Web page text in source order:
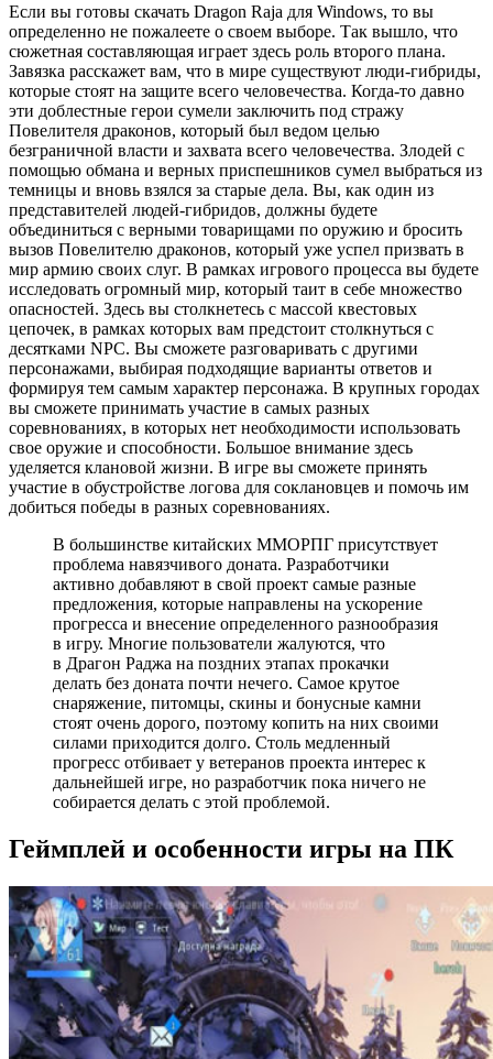
Если вы готовы скачать Dragon Raja для Windows, то вы
определенно не пожалеете о своем выборе. Так вышло, что
сюжетная составляющая играет здесь роль второго плана.
Завязка расскажет вам, что в мире существуют люди-гибриды,
которые стоят на защите всего человечества. Когда-то давно
эти доблестные герои сумели заключить под стражу
Повелителя драконов, который был ведом целью
безграничной власти и захвата всего человечества. Злодей с
помощью обмана и верных приспешников сумел выбраться из
темницы и вновь взялся за старые дела. Вы, как один из
представителей людей-гибридов, должны будете
объединиться с верными товарищами по оружию и бросить
вызов Повелителю драконов, который уже успел призвать в
мир армию своих слуг. В рамках игрового процесса вы будете
исследовать огромный мир, который таит в себе множество
опасностей. Здесь вы столкнетесь с массой квестовых
цепочек, в рамках которых вам предстоит столкнуться с
десятками NPC. Вы сможете разговаривать с другими
персонажами, выбирая подходящие варианты ответов и
формируя тем самым характер персонажа. В крупных городах
вы сможете принимать участие в самых разных
соревнованиях, в которых нет необходимости использовать
свое оружие и способности. Большое внимание здесь
уделяется клановой жизни. В игре вы сможете принять
участие в обустройстве логова для соклановцев и помочь им
добиться победы в разных соревнованиях.
В большинстве китайских ММОРПГ присутствует
проблема навязчивого доната. Разработчики
активно добавляют в свой проект самые разные
предложения, которые направлены на ускорение
прогресса и внесение определенного разнообразия
в игру. Многие пользователи жалуются, что
в Драгон Раджа на поздних этапах прокачки
делать без доната почти нечего. Самое крутое
снаряжение, питомцы, скины и бонусные камни
стоят очень дорого, поэтому копить на них своими
силами приходится долго. Столь медленный
прогресс отбивает у ветеранов проекта интерес к
дальнейшей игре, но разработчик пока ничего не
собирается делать с этой проблемой.
Геймплей и особенности игры на ПК